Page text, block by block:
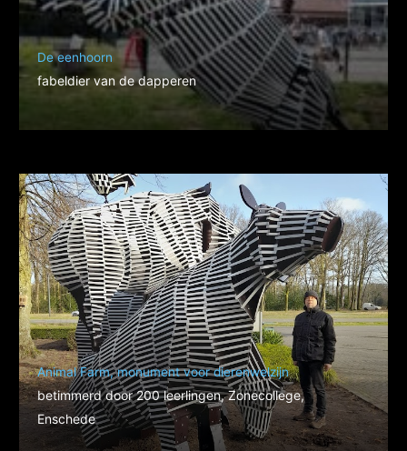
De eenhoorn
fabeldier van de dapperen
Animal Farm, monument voor dierenwelzijn
betimmerd door 200 leerlingen, Zonecollege,
Enschede